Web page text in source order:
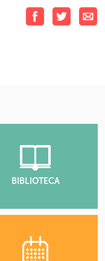
BIBLIOTECA